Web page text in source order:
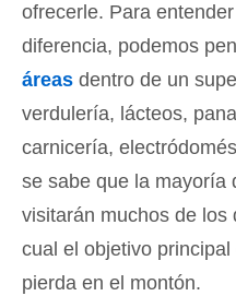
ofrecerle. Para
diferencia, podemos
áreas dentro de un
verdulería, lácteos,
carnicería,
se sabe que la mayoría
visitarán muchos de los
cual el objetivo
pierda en el montón.